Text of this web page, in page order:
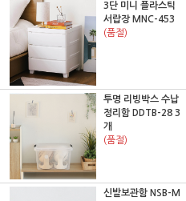
3단 미니 플라스틱
서랍장 MNC-453
(품절)
투명 리빙박스 수납
정리함 DDTB-28 3
개
(품절)
신발보관함 NSB-M